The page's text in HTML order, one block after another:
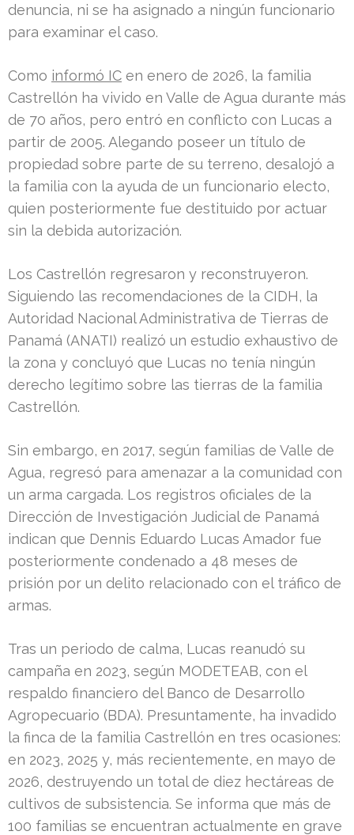
denuncia, ni se ha asignado a ningún funcionario
para examinar el caso.
Como informó IC en enero de 2026, la familia
Castrellón ha vivido en Valle de Agua durante más
de 70 años, pero entró en conflicto con Lucas a
partir de 2005. Alegando poseer un título de
propiedad sobre parte de su terreno, desalojó a
la familia con la ayuda de un funcionario electo,
quien posteriormente fue destituido por actuar
sin la debida autorización.
Los Castrellón regresaron y reconstruyeron.
Siguiendo las recomendaciones de la CIDH, la
Autoridad Nacional Administrativa de Tierras de
Panamá (ANATI) realizó un estudio exhaustivo de
la zona y concluyó que Lucas no tenía ningún
derecho legítimo sobre las tierras de la familia
Castrellón.
Sin embargo, en 2017, según familias de Valle de
Agua, regresó para amenazar a la comunidad con
un arma cargada. Los registros oficiales de la
Dirección de Investigación Judicial de Panamá
indican que Dennis Eduardo Lucas Amador fue
posteriormente condenado a 48 meses de
prisión por un delito relacionado con el tráfico de
armas.
Tras un periodo de calma, Lucas reanudó su
campaña en 2023, según MODETEAB, con el
respaldo financiero del Banco de Desarrollo
Agropecuario (BDA). Presuntamente, ha invadido
la finca de la familia Castrellón en tres ocasiones:
en 2023, 2025 y, más recientemente, en mayo de
2026, destruyendo un total de diez hectáreas de
cultivos de subsistencia. Se informa que más de
100 familias se encuentran actualmente en grave